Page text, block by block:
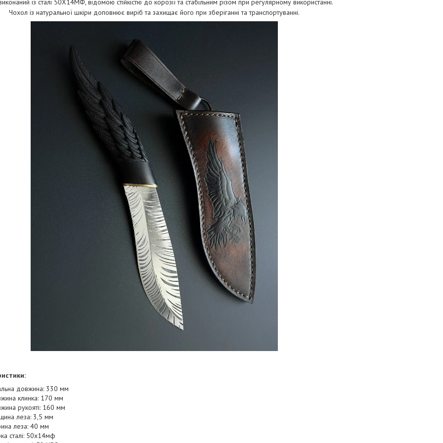
Чохол із натуральної шкіри доповнює виріб та захищає його при зберіганні та транспортуванні.
довжина: 330 мм
клинка: 170 мм
рукояті: 160 мм
леза: 3,5 мм
леза: 40 мм
сталі: 50х14мф